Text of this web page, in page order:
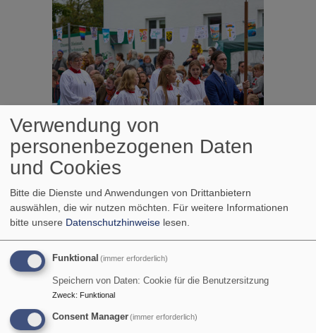
Verwendung von
personenbezogenen Daten
und Cookies
Bitte die Dienste und Anwendungen von Drittanbietern
auswählen, die wir nutzen möchten. Für weitere Informationen
bitte unsere Datenschutzhinweise lesen.
Funktional (immer erforderlich)
Speichern von Daten: Cookie für die Benutzersitzung
Zweck: Funktional
Consent Manager(immer erforderlich)